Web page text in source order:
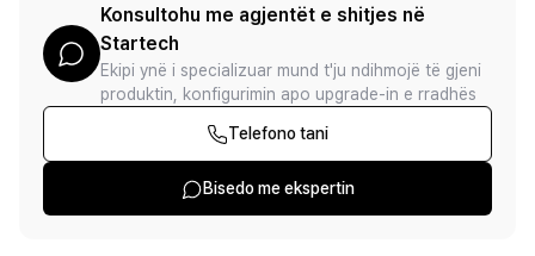
Konsultohu me agjentët e shitjes në
Startech
Ekipi ynë i specializuar mund t'ju ndihmojë të gjeni
produktin, konfigurimin apo upgrade-in e rradhës
Telefono tani
Bisedo me ekspertin